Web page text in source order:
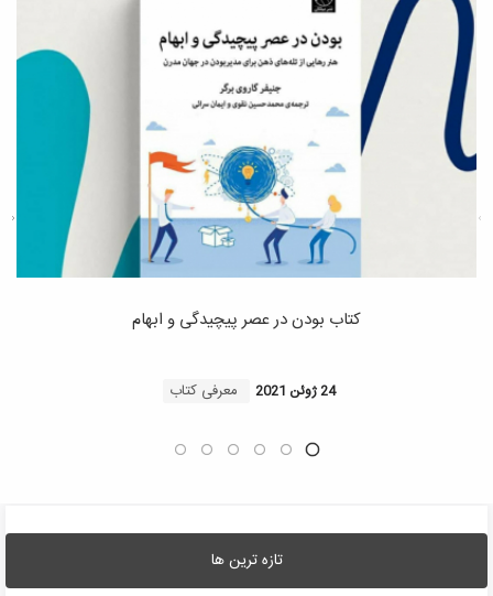
کتاب بودن در عصر پیچیدگی و ابهام
24 ژوئن 2021 معرفی کتاب
تازه ترین ها